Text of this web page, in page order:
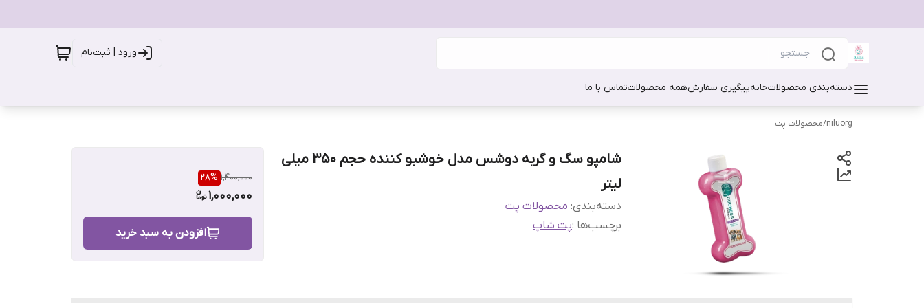
ورود | ثبت‌نام
دسته‌بندی محصولاتخانهپیگیری سفارشهمه محصولاتتماس با ما
niluorg
/محصولات پت
شامپو سگ و گربه دوشس مدل خوشبو کننده حجم 350 میلی
لیتر
دسته‌بندی: محصولات پت
برچسب‌ها :پت شاپ
1,400,000
28%
1,000,000
افزودن به سبد خرید